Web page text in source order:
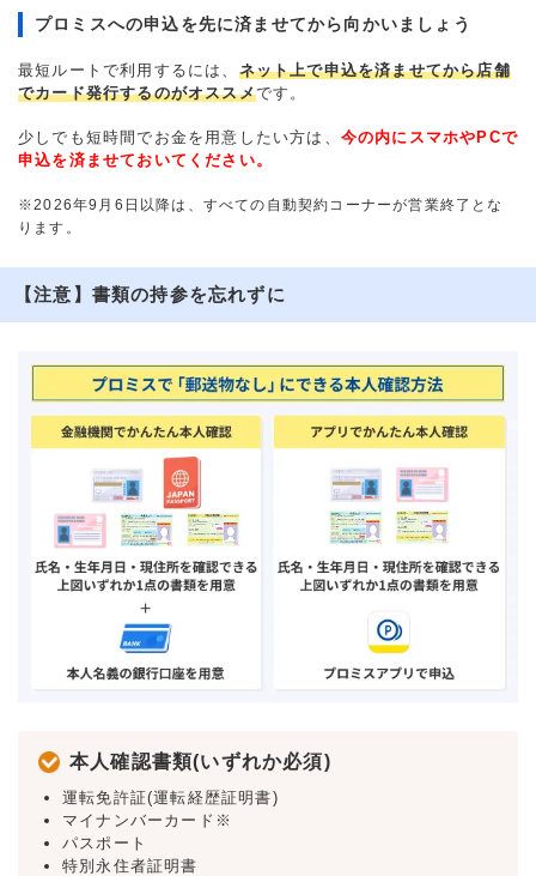
プロミスへの申込を先に済ませてから向かいましょう
最短ルートで利用するには、 ネット上で申込を済ませてから店舗
でカード発行するのがオススメです。
少しでも短時間でお金を用意したい方は、 今の内にスマホやPCで
申込を済ませておいてください。
※2026年9月6日以降は、すべての自動契約コーナーが営業終了とな
ります。
【注意】書類の持参を忘れずに
本人確認書類(いずれか必須)
運転免許証(運転経歴証明書)
マイナンバーカード※
パスポート
特別永住者証明書